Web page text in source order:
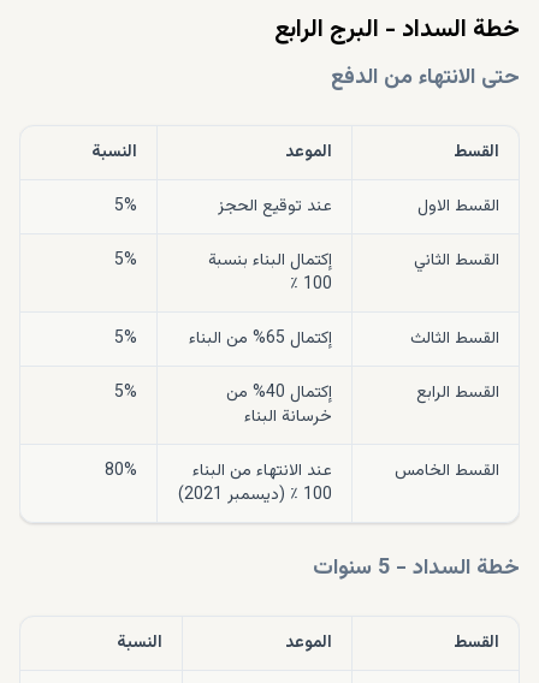
خطة السداد - البرج الرابع
حتى الانتهاء من الدفع
القسط الموعد النسبة
القسط الاول عند توقيع الحجز 5%
القسط الثاني
إكتمال البناء بنسبة
100 ٪
5%
القسط الثالث إكتمال 65% من البناء 5%
القسط الرابع
إكتمال 40% من
خرسانة البناء
5%
القسط الخامس
عند الانتهاء من البناء
100 ٪ (ديسمبر 2021)
80%
خطة السداد - 5 سنوات
القسط الموعد النسبة